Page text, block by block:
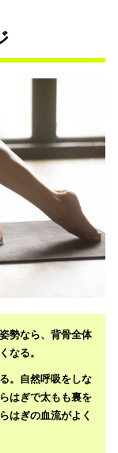
勢なら、背骨全体
なる。
。自然呼吸をしな
はぎで太もも裏を
はぎの血流がよく